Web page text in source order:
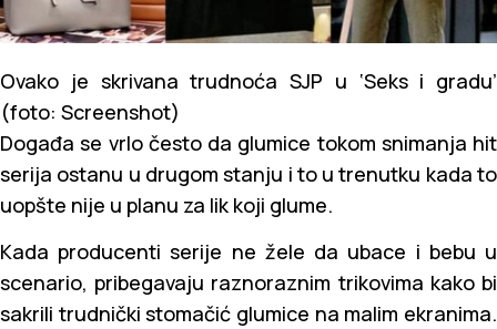
Ovako je skrivana trudnoća SJP u ‘Seks i gradu’
(foto: Screenshot)
Događa se vrlo često da glumice tokom snimanja hit
serija ostanu u drugom stanju i to u trenutku kada to
uopšte nije u planu za lik koji glume.
Kada producenti serije ne žele da ubace i bebu u
scenario, pribegavaju raznoraznim trikovima kako bi
sakrili trudnički stomačić glumice na malim ekranima.